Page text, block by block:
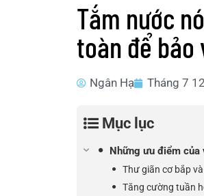
Tắm nước
toàn để bảo
Ngân Hạ Tháng 7
Mục lục
Những ưu điểm
Thư giãn cơ bắp
Tăng cường tuần